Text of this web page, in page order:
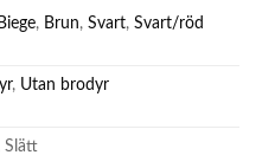
Biege, Brun,Svart,Svart/röd
, Utan brodyr
Slätt